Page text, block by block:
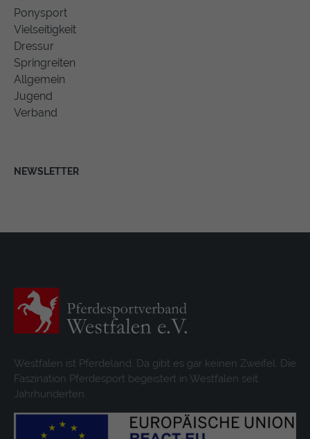
Ponysport
Vielseitigkeit
Dressur
Springreiten
Allgemein
Jugend
Verband
NEWSLETTER
Westfalen ist Pferdeland. Da gibt es gar keinen Zweifel. Die
Faszination Pferdesport begeistert in Westfalen seit
Jahrhunderten.